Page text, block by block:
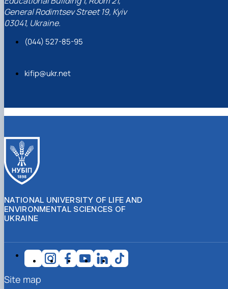
General Rodimtsev Street 19, Kyiv
03041, Ukraine.
(044) 527-85-95
kifip@ukr.net
NATIONAL UNIVERSITY OF LIFE AND
ENVIRONMENTAL SCIENCES OF
UKRAINE
Site map